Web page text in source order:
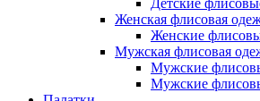
Детские
Женская флисовая
Женские
Мужская флисовая
Мужские
Мужские